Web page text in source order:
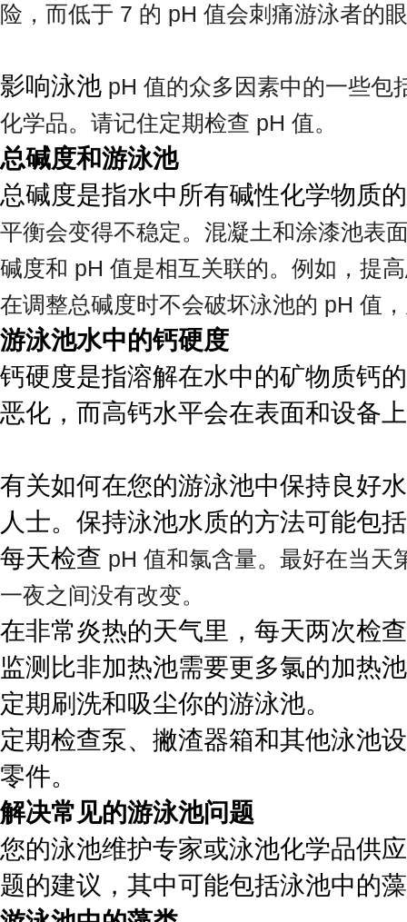
险，而低于 7 的 pH 值会刺痛游泳者的
影响泳池 pH 值的众多因素中的一些包
化学品。请记住定期检查 pH 值。
总碱度和游泳池
总碱度是指水中所有碱性化学物质
平衡会变得不稳定。混凝土和涂漆池表
碱度和 pH 值是相互关联的。例如，提
在调整总碱度时不会破坏泳池的 pH 值
游泳池水中的钙硬度
钙硬度是指溶解在水中的矿物质钙
恶化，而高钙水平会在表面和设备
有关如何在您的游泳池中保持良好
人士。保持泳池水质的方法可能包
每天检查 pH 值和氯含量。最好在当天
一夜之间没有改变。
在非常炎热的天气里，每天两次检查
监测比非加热池需要更多氯的加热
定期刷洗和吸尘你的游泳池。
定期检查泵、撇渣器箱和其他泳池
零件。
解决常见的游泳池问题
您的泳池维护专家或泳池化学品供
题的建议，其中可能包括泳池中的